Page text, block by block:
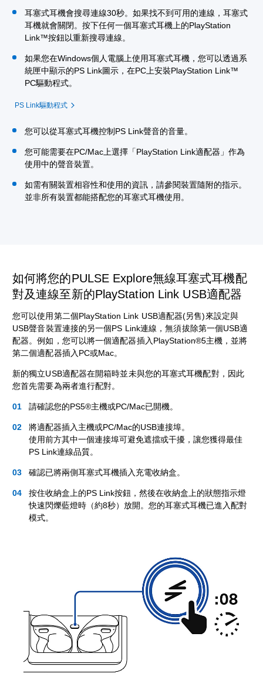
耳塞式耳機會搜尋連線30秒。如果找不到可用的連線，耳塞式
耳機就會關閉。按下任何一個耳塞式耳機上的PlayStation
Link™按鈕以重新搜尋連線。
如果您在Windows個人電腦上使用耳塞式耳機，您可以透過系
統匣中顯示的PS Link圖示，在PC上安裝PlayStation Link™
PC驅動程式。
PS Link驅動程式
您可以從耳塞式耳機控制PS Link聲音的音量。
您可能需要在PC/Mac上選擇「PlayStation Link適配器」作為
使用中的聲音裝置。
如需有關裝置相容性和使用的資訊，請參閱裝置隨附的指示。
並非所有裝置都能搭配您的耳塞式耳機使用。
如何將您的PULSE Explore無線耳塞式耳機配
對及連線至新的PlayStation Link USB適配器
您可以使用第二個PlayStation Link USB適配器(另售)來設定與
USB聲音裝置連接的另一個PS Link連線，無須拔除第一個USB適
配器。例如，您可以將一個適配器插入PlayStation®5主機，並將
第二個適配器插入PC或Mac。
新的獨立USB適配器在開箱時並未與您的耳塞式耳機配對，因此
您首先需要為兩者進行配對。
請確認您的PS5®主機或PC/Mac已開機。
將適配器插入主機或PC/Mac的USB連接埠。
使用前方其中一個連接埠可避免遮擋或干擾，讓您獲得最佳
PS Link連線品質。
確認已將兩側耳塞式耳機插入充電收納盒。
按住收納盒上的PS Link按鈕，然後在收納盒上的狀態指示燈
快速閃爍藍燈時（約8秒）放開。您的耳塞式耳機已進入配對
模式。